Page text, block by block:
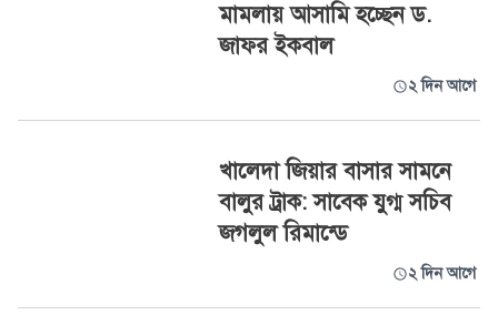
মামলায় আসামি হচ্ছেন ড.
জাফর ইকবাল
২ দিন আগে
খালেদা জিয়ার বাসার সামনে
বালুর ট্রাক: সাবেক যুগ্ম সচিব
জগলুল রিমান্ডে
২ দিন আগে